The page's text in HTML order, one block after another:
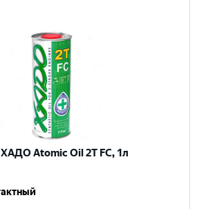
Atomic Oil 2T FC, 1л